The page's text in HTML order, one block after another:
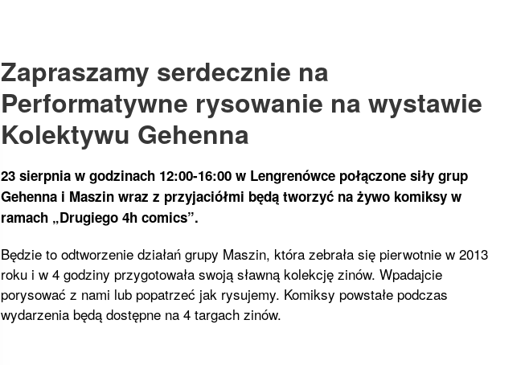
Zapraszamy serdecznie na
Performatywne rysowanie na wystawie
Kolektywu Gehenna
23 sierpnia w godzinach 12:00-16:00 w Lengrenówce połączone siły grup
Gehenna i Maszin wraz z przyjaciółmi będą tworzyć na żywo komiksy w
ramach „Drugiego 4h comics”.
Będzie to odtworzenie działań grupy Maszin, która zebrała się pierwotnie w 2013
roku i w 4 godziny przygotowała swoją sławną kolekcję zinów. Wpadajcie
porysować z nami lub popatrzeć jak rysujemy. Komiksy powstałe podczas
wydarzenia będą dostępne na 4 targach zinów.